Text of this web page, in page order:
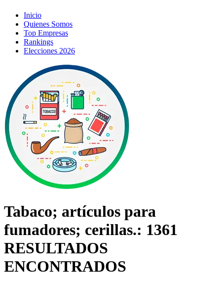
Inicio
Quienes Somos
Top Empresas
Rankings
Elecciones 2026
Tabaco; artículos para
fumadores; cerillas.: 1361
RESULTADOS
ENCONTRADOS